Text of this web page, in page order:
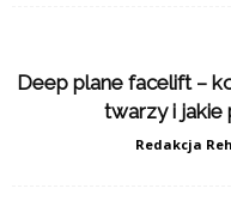
Deep plane facelift –
twarzy i jakie
Redakcja